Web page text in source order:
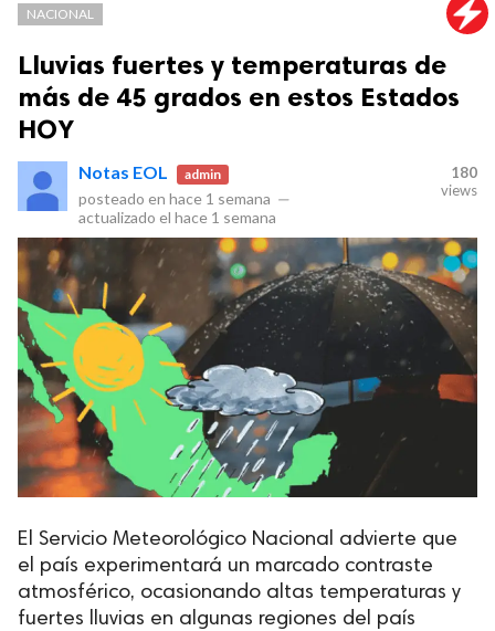
NACIONAL
Lluvias fuertes y temperaturas de
más de 45 grados en estos Estados
HOY
Notas EOL admin
posteado en hace 1 semana —
actualizado el hace 1 semana
180
views
El Servicio Meteorológico Nacional advierte que
el país experimentará un marcado contraste
atmosférico, ocasionando altas temperaturas y
fuertes lluvias en algunas regiones del país